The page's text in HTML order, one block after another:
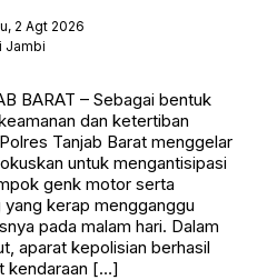
2 Agt 2026
Jambi
BARAT – Sebagai bentuk
dan ketertiban
Tanjab Barat menggelar
untuk mengantisipasi
genk motor serta
kerap mengganggu
pada malam hari. Dalam
aparat kepolisian berhasil
kendaraan […]